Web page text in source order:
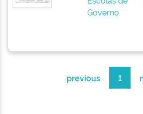
Governo
previous 1